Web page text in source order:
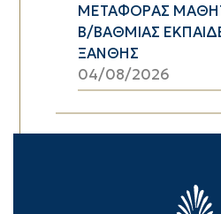
ΜΕΤΑΦΟΡΑΣ
Β/ΒΑΘΜΙΑΣ
ΞΑΝΘΗΣ
04/08/2026